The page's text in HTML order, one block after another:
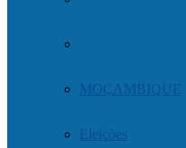
MOÇAMBIQUE
Eleições